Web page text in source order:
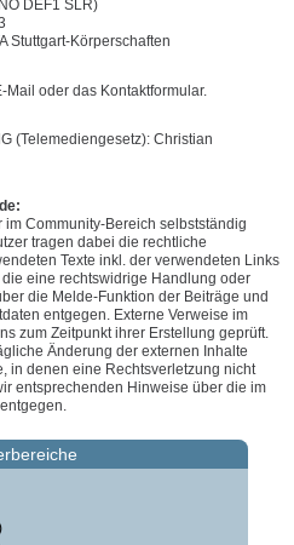
DEF1 SLR)
Stuttgart-Körperschaften
Mail oder das Kontaktformular.
(Telemediengesetz): Christian
Community-Bereich selbstständig
tragen dabei die rechtliche
Texte inkl. der verwendeten Links
eine rechtswidrige Handlung oder
die Melde-Funktion der Beiträge und
entgegen. Externe Verweise im
zum Zeitpunkt ihrer Erstellung geprüft.
Änderung der externen Inhalte
in denen eine Rechtsverletzung nicht
entsprechenden Hinweise über die im